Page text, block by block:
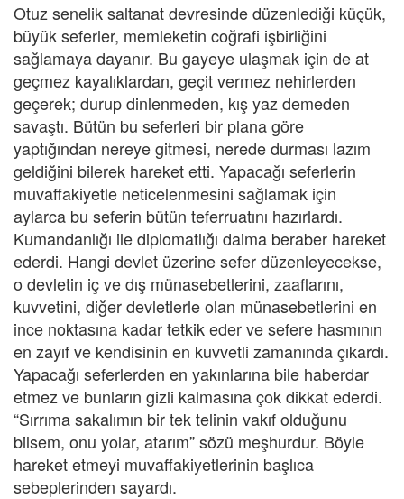
Otuz senelik saltanat devresinde düzenlediği küçük,
büyük seferler, memleketin coğrafi işbirliğini
sağlamaya dayanır. Bu gayeye ulaşmak için de at
geçmez kayalıklardan, geçit vermez nehirlerden
geçerek; durup dinlenmeden, kış yaz demeden
savaştı. Bütün bu seferleri bir plana göre
yaptığından nereye gitmesi, nerede durması lazım
geldiğini bilerek hareket etti. Yapacağı seferlerin
muvaffakiyetle neticelenmesini sağlamak için
aylarca bu seferin bütün teferruatını hazırlardı.
Kumandanlığı ile diplomatlığı daima beraber hareket
ederdi. Hangi devlet üzerine sefer düzenleyecekse,
o devletin iç ve dış münasebetlerini, zaaflarını,
kuvvetini, diğer devletlerle olan münasebetlerini en
ince noktasına kadar tetkik eder ve sefere hasmının
en zayıf ve kendisinin en kuvvetli zamanında çıkardı.
Yapacağı seferlerden en yakınlarına bile haberdar
etmez ve bunların gizli kalmasına çok dikkat ederdi.
“Sırrıma sakalımın bir tek telinin vakıf olduğunu
bilsem, onu yolar, atarım” sözü meşhurdur. Böyle
hareket etmeyi muvaffakiyetlerinin başlıca
sebeplerinden sayardı.